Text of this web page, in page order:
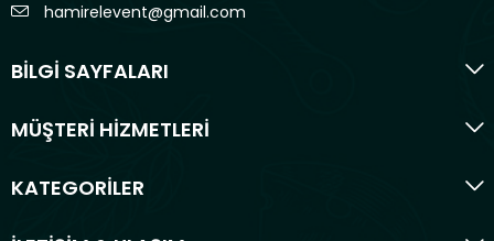
hamirelevent@gmail.com
BİLGİ SAYFALARI
MÜŞTERİ HİZMETLERİ
KATEGORİLER